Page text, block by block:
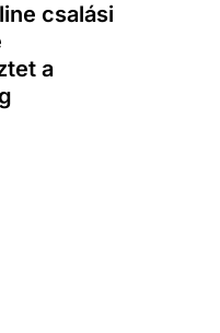
csalási
a